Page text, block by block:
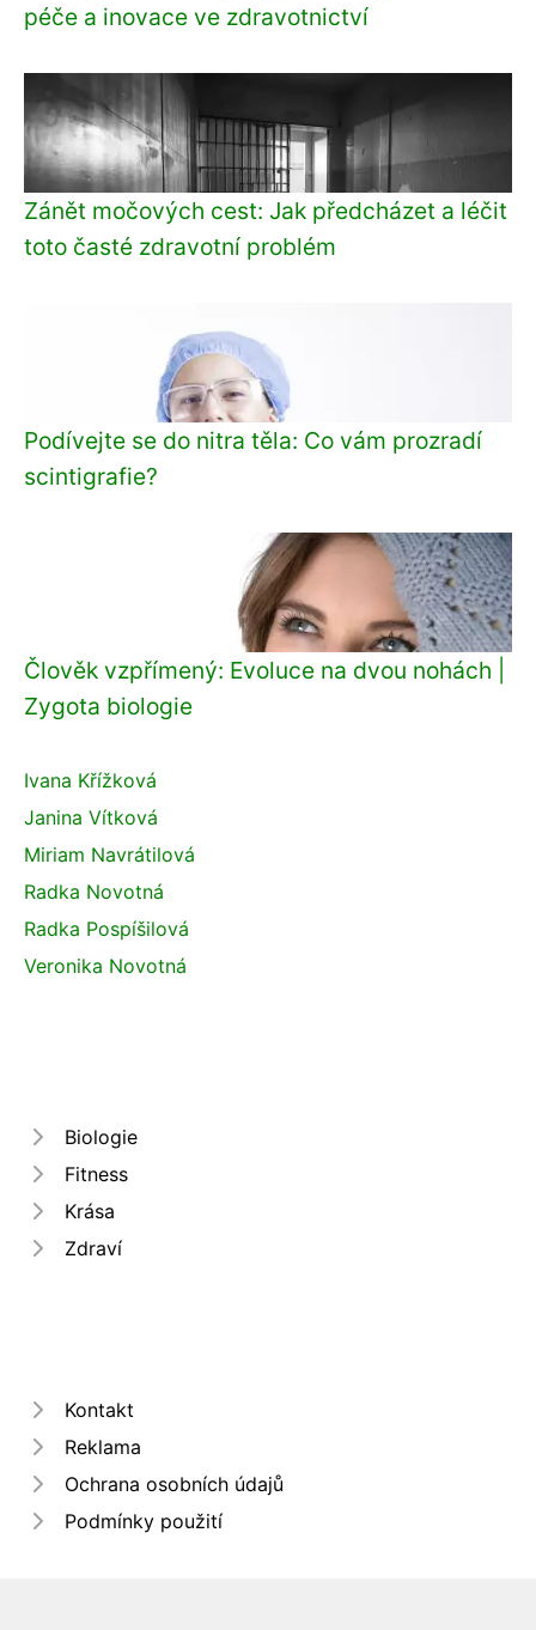
péče a inovace ve zdravotnictví
Zánět močových cest: Jak předcházet a léčit
toto časté zdravotní problém
Podívejte se do nitra těla: Co vám prozradí
scintigrafie?
Člověk vzpřímený: Evoluce na dvou nohách |
Zygota biologie
Ivana Křížková
Janina Vítková
Miriam Navrátilová
Radka Novotná
Radka Pospíšilová
Veronika Novotná
Biologie
Fitness
Krása
Zdraví
Kontakt
Reklama
Ochrana osobních údajů
Podmínky použití